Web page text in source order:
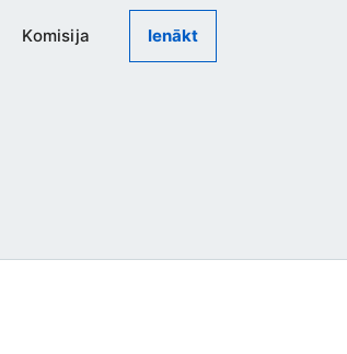
Komisija Ienākt